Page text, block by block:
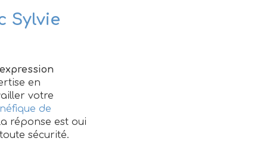
Sylvie
expression
en
votre
de
réponse est oui
sécurité.